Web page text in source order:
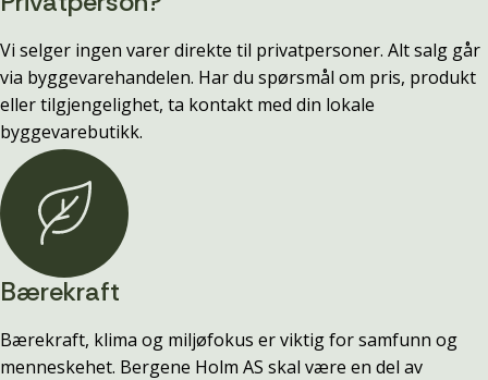
Vi selger ingen varer direkte til privatpersoner. Alt salg går
via byggevarehandelen. Har du spørsmål om pris, produkt
eller tilgjengelighet, ta kontakt med din lokale
byggevarebutikk.
Bærekraft
Bærekraft, klima og miljøfokus er viktig for samfunn og
menneskehet. Bergene Holm AS skal være en del av